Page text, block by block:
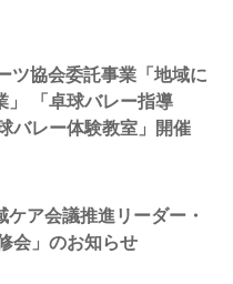
ツ協会委託事業「地域に
」 「卓球バレー指導
バレー体験教室」開催
ア会議推進リーダー・
会」のお知らせ